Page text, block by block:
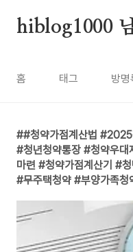
hiblog1000
홈 태그 방명
#청약가점계산법
#청년청약통장 #청약우대
마련 #청약가점계산기 #
#무주택청약 #부양가족청